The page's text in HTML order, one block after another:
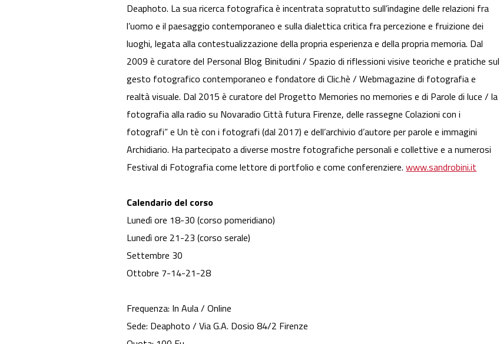
Deaphoto. La sua ricerca fotografica è incentrata sopratutto sull’indagine delle relazioni fra
l’uomo e il paesaggio contemporaneo e sulla dialettica critica fra percezione e fruizione dei
luoghi, legata alla contestualizzazione della propria esperienza e della propria memoria. Dal
2009 è curatore del Personal Blog Binitudini / Spazio di riflessioni visive teoriche e pratiche sul
gesto fotografico contemporaneo e fondatore di Clic.hè / Webmagazine di fotografia e
realtà visuale. Dal 2015 è curatore del Progetto Memories no memories e di Parole di luce / la
fotografia alla radio su Novaradio Città futura Firenze, delle rassegne Colazioni con i
fotografi” e Un tè con i fotografi (dal 2017) e dell’archivio d’autore per parole e immagini
Archidiario. Ha partecipato a diverse mostre fotografiche personali e collettive e a numerosi
Festival di Fotografia come lettore di portfolio e come conferenziere.www.sandrobini.it
Calendario del corso
Lunedì ore 18-30 (corso pomeridiano)
Lunedì ore 21-23 (corso serale)
Settembre 30
Ottobre 7-14-21-28
Frequenza: In Aula / Online
Sede: Deaphoto / Via G.A. Dosio 84/2 Firenze